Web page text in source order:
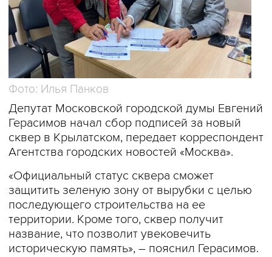
Фото: Илья Панков
Депутат Московской городской думы Евгений
Герасимов начал сбор подписей за новый
сквер в Крылатском, передает корреспондент
Агентства городских новостей «Москва».
«Официальный статус сквера сможет
защитить зеленую зону от вырубки с целью
последующего строительства на ее
территории. Кроме того, сквер получит
название, что позволит увековечить
историческую память», – пояснил Герасимов.